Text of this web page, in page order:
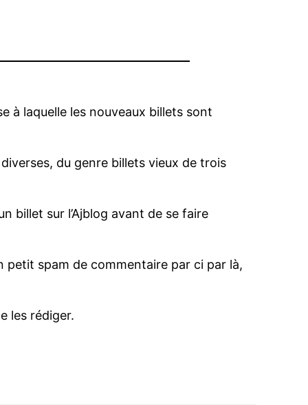
à laquelle les nouveaux billets sont
du genre billets vieux de trois
billet sur l’Ajblog avant de se faire
petit spam de commentaire par ci par là,
les rédiger.